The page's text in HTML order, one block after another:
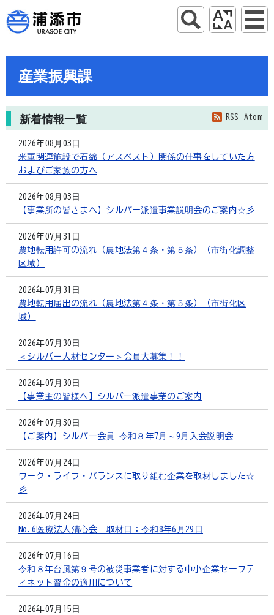
産業振興課
RSS Atom
新着情報一覧
2026年08月03日
米軍関連施設で石綿（アスベスト）関係の仕事をしていた方
およびご家族の方へ
2026年08月03日
【事業所の皆さまへ】シルバー派遣事業説明会のご案内☆彡
2026年07月31日
農地転用許可の流れ（農地法第４条・第５条）（市街化調整
区域）
2026年07月31日
農地転用届出の流れ（農地法第４条・第５条）（市街化区
域）
2026年07月30日
＜シルバー人材センター＞会員大募集！！
2026年07月30日
【事業主の皆様へ】シルバー派遣事業のご案内
2026年07月30日
【ご案内】シルバー会員 令和８年7月～9月入会説明会
2026年07月24日
ワーク・ライフ・バランスに取り組む企業を取材しました☆
彡
2026年07月24日
No.6医療法人清心会 取材日：令和8年6月29日
2026年07月16日
令和８年台風第９号の被災事業者に対する中小企業セーフテ
ィネット資金の適用について
2026年07月15日